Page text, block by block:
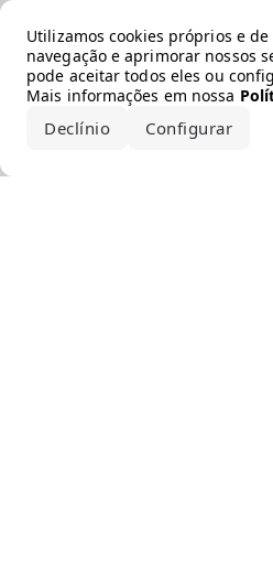
Utilizamos cookies próprios e
navegação e aprimorar nossos
pode aceitar todos eles ou
Mais informações em nossa
Declínio Configurar
Error